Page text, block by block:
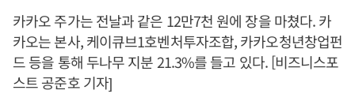
카카오 주가는 전날과 같은 12만7천 원에 장을 마쳤다. 카
카오는 본사, 케이큐브1호벤처투자조합, 카카오청년창업펀
드 등을 통해 두나무 지분 21.3%를 들고 있다. [비즈니스포
스트 공준호 기자]